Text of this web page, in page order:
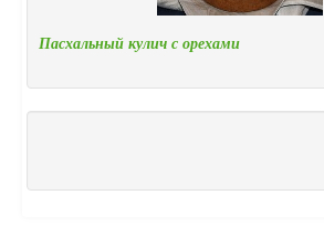
Пасхальный кулич с орехами